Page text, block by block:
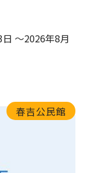
～2026年8月
春吉公民館